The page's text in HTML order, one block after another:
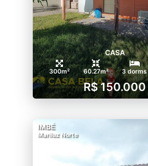
CASA
300m² 60.27m² 3 dorms
R$ 150.000
IMBÉ
Mariluz Norte